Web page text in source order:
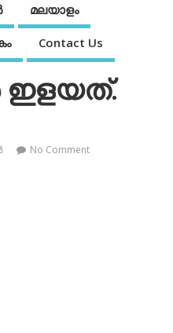
മലയാളം
Contact Us
ഇളയത്.
No Comment